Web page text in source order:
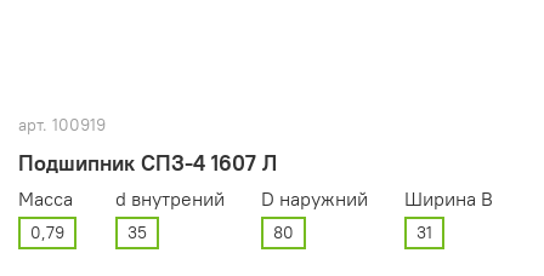
арт. 100919
Подшипник СПЗ-4 1607 Л
Масса
0,79
d внутрений
35
D наружний
80
Ширина В
31